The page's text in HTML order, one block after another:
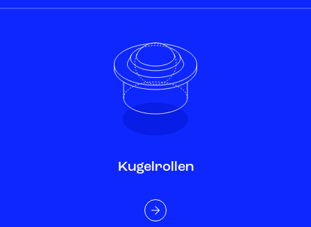
Kugelrollen